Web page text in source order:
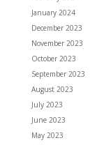
January 2024
December 2023
November 2023
October 2023
September 2023
August 2023
July 2023
June 2023
May 2023